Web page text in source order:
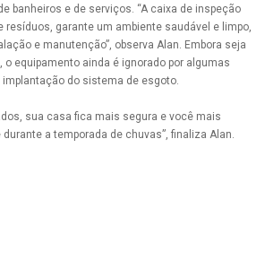
banheiros e de serviços. “A caixa de inspeção
resíduos, garante um ambiente saudável e limpo,
e manutenção”, observa Alan. Embora seja
equipamento ainda é ignorado por algumas
do sistema de esgoto.
sua casa fica mais segura e você mais
a temporada de chuvas”, finaliza Alan.